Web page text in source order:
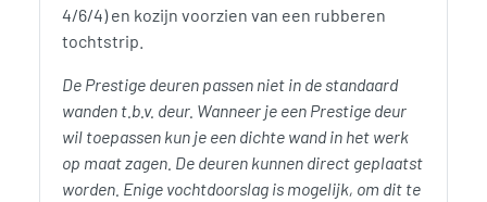
4/6/4) en kozijn voorzien van een rubberen
tochtstrip.
De Prestige deuren passen niet in de standaard
wanden t.b.v. deur. Wanneer je een Prestige deur
wil toepassen kun je een dichte wand in het werk
op maat zagen. De deuren kunnen direct geplaatst
worden. Enige vochtdoorslag is mogelijk, om dit te